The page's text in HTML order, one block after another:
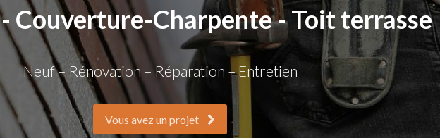
Couverture-Charpente - Toit terrasse
Neuf – Rénovation – Réparation – Entretien
Vous avez un projet